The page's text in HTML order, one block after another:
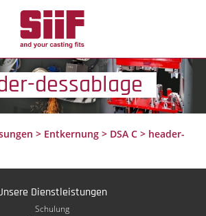
dessablage
> Entkernung > DSA C > header-
Dienstleistungen
Schulung